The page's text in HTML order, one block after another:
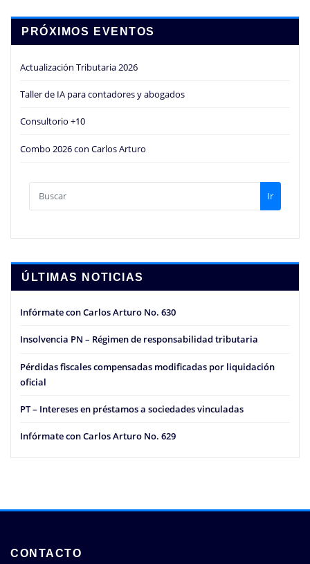
PRÓXIMOS EVENTOS
Actualización Tributaria 2026
Taller de IA para contadores y abogados
Consultorio +10
Combo 2026 con Carlos Arturo
Ir
ÚLTIMAS NOTICIAS
Infórmate con Carlos Arturo No. 630
Insolvencia PN – Régimen de responsabilidad tributaria
Pérdidas fiscales compensadas modificadas por liquidación
oficial
PT – Intereses en préstamos a sociedades vinculadas
Infórmate con Carlos Arturo No. 629
CONTACTO